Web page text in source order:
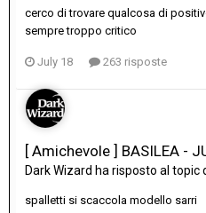
cerco di trovare qualcosa di
sempre troppo critico
July 18 263 risposte
[ Amichevole ] BASILEA -
Dark Wizard ha risposto al topic
spalletti si scaccola modello sarri